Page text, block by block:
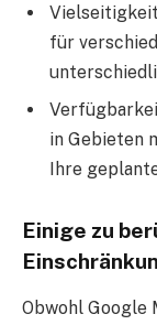
für
in Gebieten
Ihre
Einige zu
Obwohl Google